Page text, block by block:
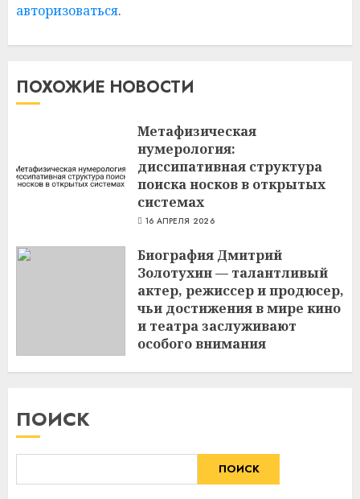
авторизоваться.
ПОХОЖИЕ НОВОСТИ
Метафизическая
нумерология:
диссипативная структура
поиска носков в открытых
системах
16 АПРЕЛЯ 2026
Биография Дмитрий
Золотухин — талантливый
актер, режиссер и продюсер,
чьи достижения в мире кино
и театра заслуживают
особого внимания
ПОИСК
ПОИСК